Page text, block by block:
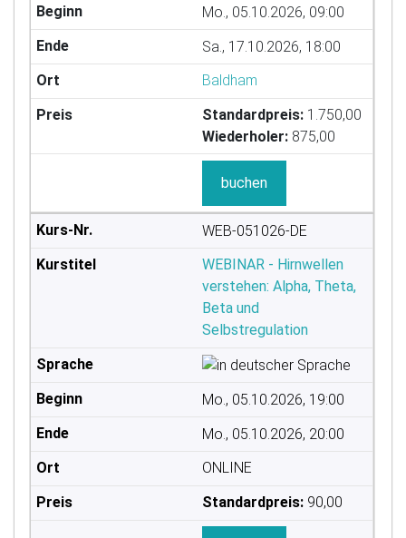
Mo., 05.10.2026, 09:00
Sa., 17.10.2026, 18:00
Baldham
Standardpreis: 1.750,00
Wiederholer: 875,00
buchen
WEB-051026-DE
WEBINAR - Hirnwellen
verstehen: Alpha, Theta,
Beta und
Selbstregulation
Mo., 05.10.2026, 19:00
Mo., 05.10.2026, 20:00
ONLINE
Standardpreis: 90,00